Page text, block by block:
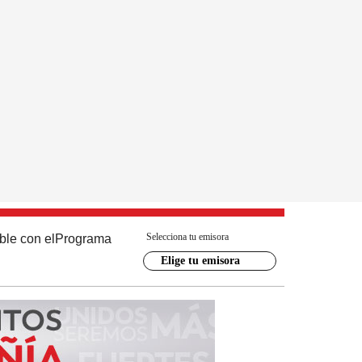
con el Programa Selecciona tu emisora
Elige tu emisora